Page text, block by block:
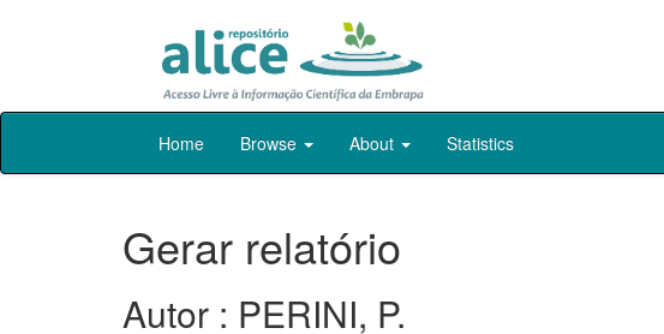
Skip
Home Browse About Statistics
Gerar relatório
Autor : PERINI, P.